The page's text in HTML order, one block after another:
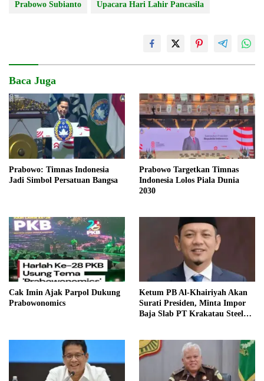
Prabowo Subianto Upacara Hari Lahir Pancasila
Baca Juga
Prabowo: Timnas Indonesia
Jadi Simbol Persatuan Bangsa
Prabowo Targetkan Timnas
Indonesia Lolos Piala Dunia
2030
Cak Imin Ajak Parpol Dukung
Prabowonomics
Ketum PB Al-Khairiyah Akan
Surati Presiden, Minta Impor
Baja Slab PT Krakatau Steel